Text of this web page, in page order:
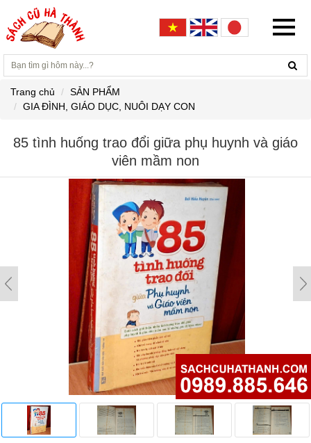
Trang chủ
SẢN PHẨM
GIA ĐÌNH, GIÁO DỤC, NUÔI DẠY CON
85 tình huống trao đổi giữa phụ huynh và giáo
viên mầm non